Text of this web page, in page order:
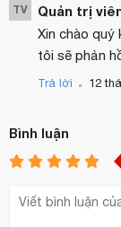
TV Quản trị
Xin chào quý
tôi sẽ phản
Trả lời . 12
Bình luận